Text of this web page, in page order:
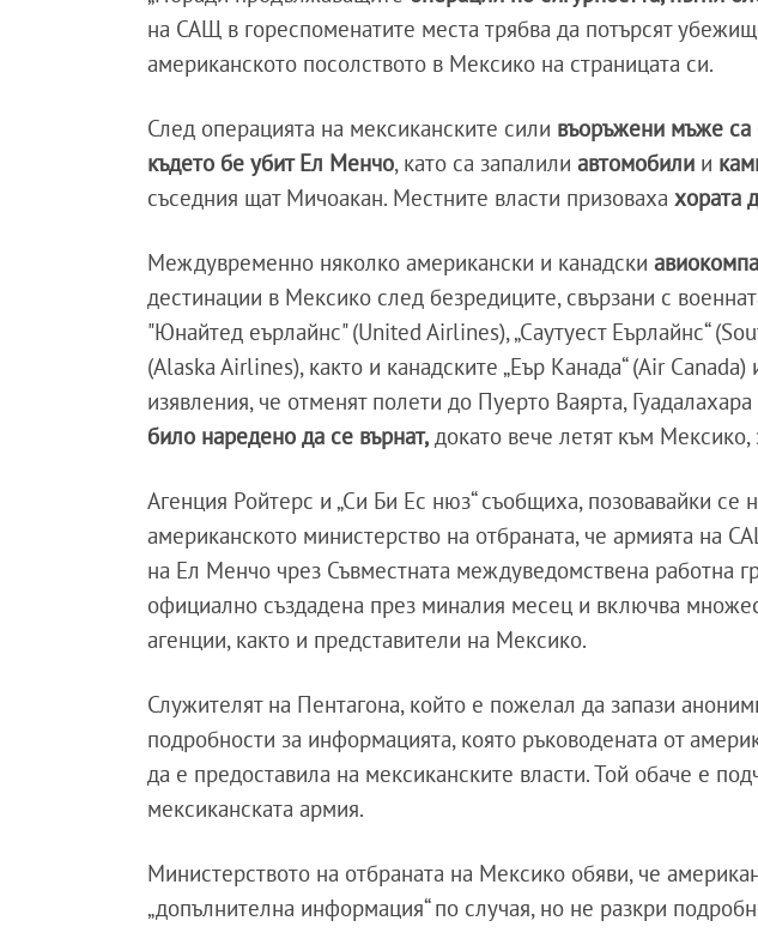
на САЩ в гореспоменатите места трябва да потърсят
американското посолството в Мексико на страницата си.
След операцията на мексиканските сили въоръжени мъже са
където бе убит Ел Менчо, като са запалилиавтомобили и
съседния щат Мичоакан. Местните власти призовахахората
Междувременно няколко американски и канадски
дестинации в Мексико след безредиците, свързани с
"Юнайтед еърлайнс" (United Airlines), „Саутуест Еърлайнс“
(Alaska Airlines), както и канадските „Еър Канада“ (Air
изявления, че отменят полети до Пуерто Ваярта,
било наредено да се върнат, докато вече летят към
Агенция Ройтерс и „Си Би Ес нюз“ съобщиха, позовавайки
американското министерство на отбраната, че армията на
на Ел Менчо чрез Съвместната междуведомствена работна
официално създадена през миналия месец и включва
агенции, както и представители на Мексико.
Служителят на Пентагона, който е пожелал да запази
подробности за информацията, която ръководената от
да е предоставила на мексиканските власти. Той обаче е
мексиканската армия.
Министерството на отбраната на Мексико обяви, че
„допълнителна информация“ по случая, но не разкри